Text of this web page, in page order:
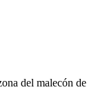
del malecón de